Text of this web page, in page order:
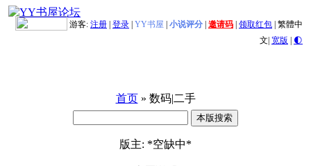
游客: 注册 登录 YY书屋 小说评分 邀请码 领取红包 繁體中
文| 宽版 | 🌓
首页» 数码|二手
版主: *空缺中*